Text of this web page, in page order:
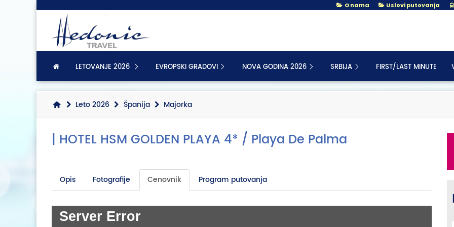
O nama Uslovi putovanja
LETOVANJE 2026 EVROPSKI GRADOVI NOVA GODINA 2026 SRBIJA FIRST/LAST MINUTE
Leto 2026 Španija Majorka
| HOTEL HSM GOLDEN PLAYA 4* / Playa De Palma
Opis Fotografije Cenovnik Program putovanja